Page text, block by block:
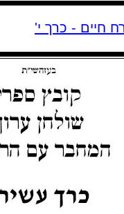
חיים - כרך י'